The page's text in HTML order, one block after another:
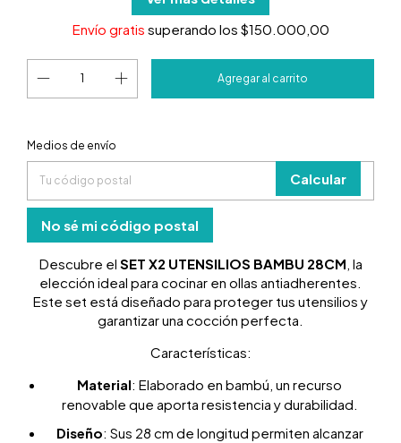
Envío gratis superando los $150.000,00
Entregas para el CP:
CP
Medios de envío
Calcular
No sé mi código postal
Descubre el SET X2 UTENSILIOS BAMBU 28CM, la
elección ideal para cocinar en ollas antiadherentes.
Este set está diseñado para proteger tus utensilios y
garantizar una cocción perfecta.
Características:
Material: Elaborado en bambú, un recurso
renovable que aporta resistencia y durabilidad.
Diseño: Sus 28 cm de longitud permiten alcanzar